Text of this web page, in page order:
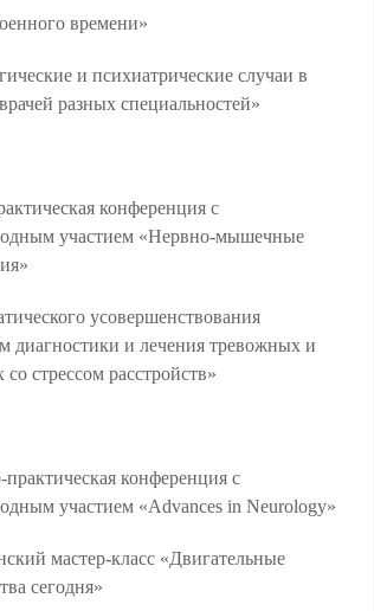
времени»
и психиатрические случаи в
разных специальностей»
конференция с
участием «Нервно-мышечные
усовершенствования
диагностики и лечения тревожных и
со стрессом расстройств»
конференция с
участием «Advances in Neurology»
мастер-класс «Двигательные
сегодня»
ОНЛАЙН